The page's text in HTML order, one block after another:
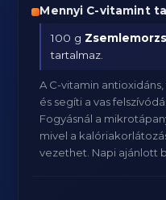
Mennyi C-vitamint
100 g
tartalmaz.
A C-vitamin
és segíti a vas
Fogyásnál a
mivel a
vezethet. Napi ajánlott